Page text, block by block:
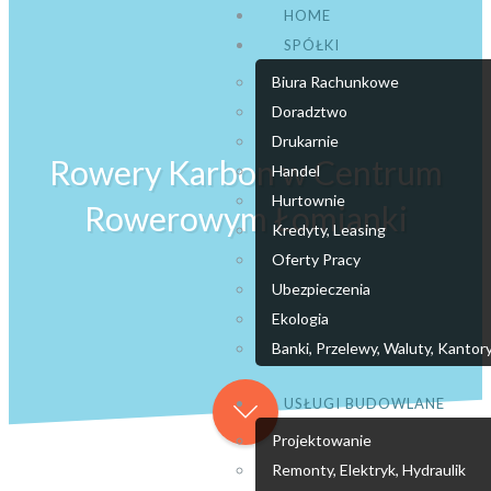
HOME
SPÓŁKI
Biura Rachunkowe
Doradztwo
Drukarnie
Handel
Hurtownie
Kredyty, Leasing
Oferty Pracy
Ubezpieczenia
Ekologia
Banki, Przelewy, Waluty,
USŁUGI BUDOWLANE
Projektowanie
Remonty, Elektryk, Hydraulik
Rowery Karbon w Centrum
Rowerowym Łomianki